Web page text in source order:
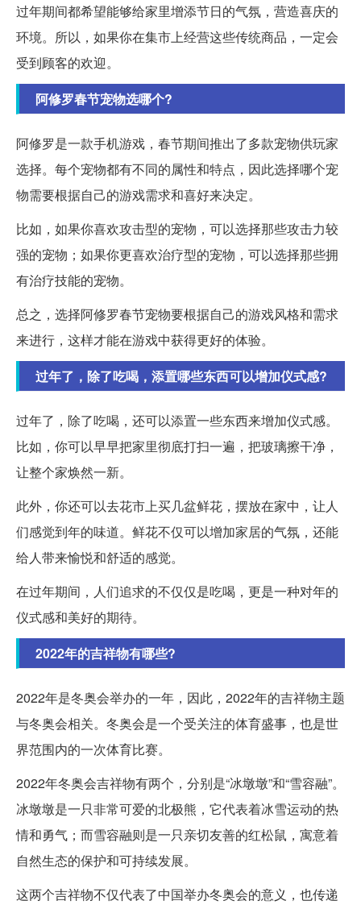
过年期间都希望能够给家里增添节日的气氛，营造喜庆的
环境。所以，如果你在集市上经营这些传统商品，一定会
受到顾客的欢迎。
阿修罗春节宠物选哪个?
阿修罗是一款手机游戏，春节期间推出了多款宠物供玩家
选择。每个宠物都有不同的属性和特点，因此选择哪个宠
物需要根据自己的游戏需求和喜好来决定。
比如，如果你喜欢攻击型的宠物，可以选择那些攻击力较
强的宠物；如果你更喜欢治疗型的宠物，可以选择那些拥
有治疗技能的宠物。
总之，选择阿修罗春节宠物要根据自己的游戏风格和需求
来进行，这样才能在游戏中获得更好的体验。
过年了，除了吃喝，添置哪些东西可以增加仪式感?
过年了，除了吃喝，还可以添置一些东西来增加仪式感。
比如，你可以早早把家里彻底打扫一遍，把玻璃擦干净，
让整个家焕然一新。
此外，你还可以去花市上买几盆鲜花，摆放在家中，让人
们感觉到年的味道。鲜花不仅可以增加家居的气氛，还能
给人带来愉悦和舒适的感觉。
在过年期间，人们追求的不仅仅是吃喝，更是一种对年的
仪式感和美好的期待。
2022年的吉祥物有哪些?
2022年是冬奥会举办的一年，因此，2022年的吉祥物主题
与冬奥会相关。冬奥会是一个受关注的体育盛事，也是世
界范围内的一次体育比赛。
2022年冬奥会吉祥物有两个，分别是“冰墩墩”和“雪容融”。
冰墩墩是一只非常可爱的北极熊，它代表着冰雪运动的热
情和勇气；而雪容融则是一只亲切友善的红松鼠，寓意着
自然生态的保护和可持续发展。
这两个吉祥物不仅代表了中国举办冬奥会的意义，也传递